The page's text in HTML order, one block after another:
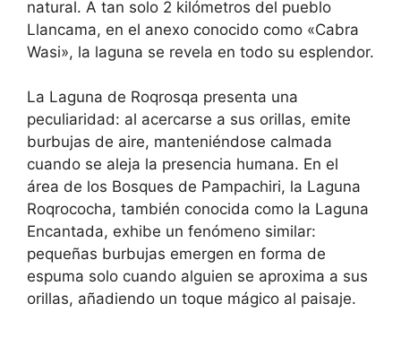
natural. A tan solo 2 kilómetros del pueblo
Llancama, en el anexo conocido como «Cabra
Wasi», la laguna se revela en todo su esplendor.
La Laguna de Roqrosqa presenta una
peculiaridad: al acercarse a sus orillas, emite
burbujas de aire, manteniéndose calmada
cuando se aleja la presencia humana. En el
área de los Bosques de Pampachiri, la Laguna
Roqrococha, también conocida como la Laguna
Encantada, exhibe un fenómeno similar:
pequeñas burbujas emergen en forma de
espuma solo cuando alguien se aproxima a sus
orillas, añadiendo un toque mágico al paisaje.